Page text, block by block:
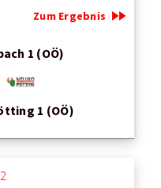
1 (OÖ)
1 (OÖ)
Zum Ergebnis fast_forward